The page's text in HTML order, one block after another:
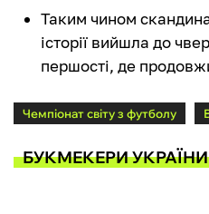
Таким чином
історії вийшла до
першості, де
Чемпіонат світу з футболу
БУКМЕКЕРИ УКРАЇНИ